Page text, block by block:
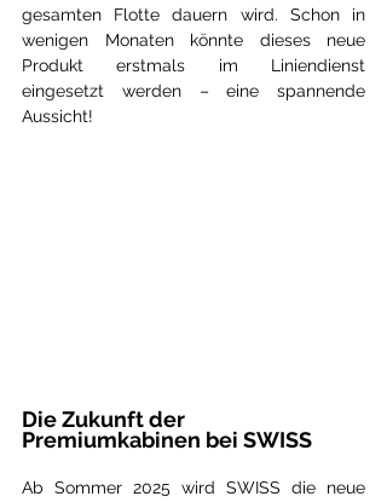
gesamten Flotte dauern wird. Schon in
wenigen Monaten könnte dieses neue
Produkt erstmals im Liniendienst
eingesetzt werden – eine spannende
Aussicht!
Die Zukunft der
Premiumkabinen bei SWISS
Ab Sommer 2025 wird SWISS die neue